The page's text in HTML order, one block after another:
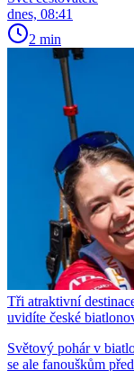
dnes, 08:41
2 min
Tři atraktivní
uvidíte české
Světový pohár v
se ale fanouškům